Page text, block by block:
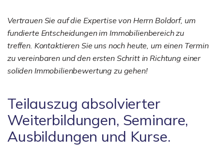
Vertrauen Sie auf die Expertise von Herrn Boldorf, um
fundierte Entscheidungen im Immobilienbereich zu
treffen. Kontaktieren Sie uns noch heute, um einen Termin
zu vereinbaren und den ersten Schritt in Richtung einer
soliden Immobilienbewertung zu gehen!
Teilauszug absolvierter
Weiterbildungen, Seminare,
Ausbildungen und Kurse.